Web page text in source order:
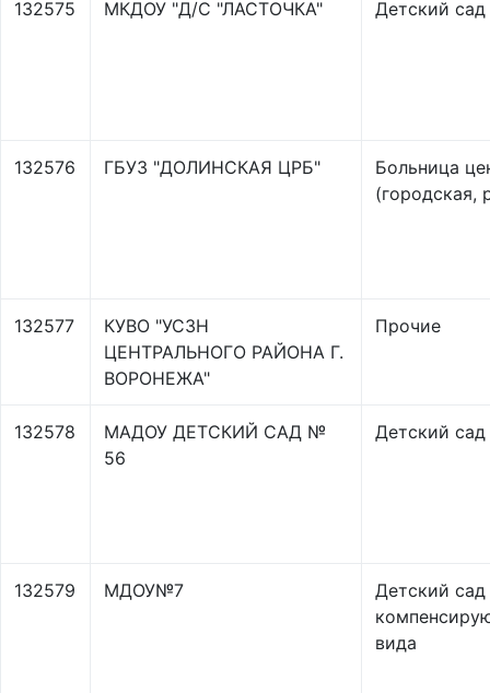
132575 МКДОУ "Д/С "ЛАСТОЧКА" Детский сад
132576 ГБУЗ "ДОЛИНСКАЯ ЦРБ"
Больница
(городская,
132577
КУВО "УСЗН
ЦЕНТРАЛЬНОГО РАЙОНА Г.
ВОРОНЕЖА"
Прочие
132578
МАДОУ ДЕТСКИЙ САД №
56
Детский сад
132579 МДОУ№7
Детский сад
вида